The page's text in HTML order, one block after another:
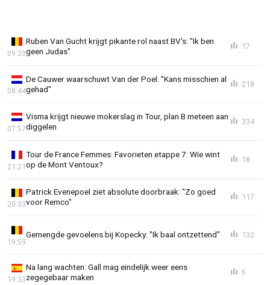
Ruben Van Gucht krijgt pikante rol naast BV's: "Ik ben
geen Judas"
09:23
17
De Cauwer waarschuwt Van der Poel: "Kans misschien al
gehad"
08:44
218
Visma krijgt nieuwe mokerslag in Tour, plan B meteen aan
diggelen
07:57
334
Tour de France Femmes: Favorieten etappe 7: Wie wint
op de Mont Ventoux?
21:21
18
Patrick Evenepoel ziet absolute doorbraak: "Zo goed
voor Remco"
20:33
117
Gemengde gevoelens bij Kopecky: "Ik baal ontzettend"
19:59
132
Na lang wachten: Gall mag eindelijk weer eens
zegegebaar maken
19:33
6